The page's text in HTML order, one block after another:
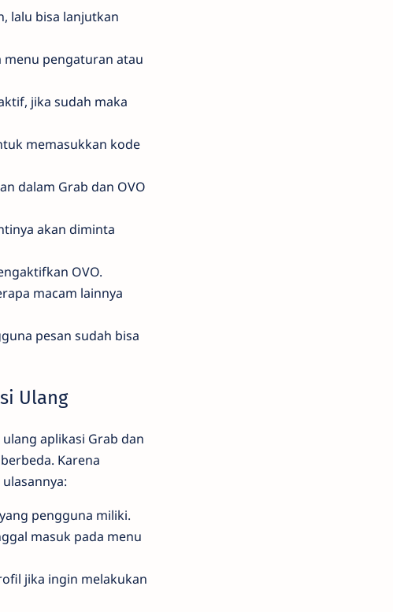
lalu bisa lanjutkan
menu pengaturan atau
jika sudah maka
memasukkan kode
dalam Grab dan OVO
akan diminta
OVO.
macam lainnya
pesan sudah bisa
Ulang
aplikasi Grab dan
Karena
pengguna miliki.
masuk pada menu
jika ingin melakukan